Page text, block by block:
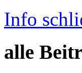
Info
alle